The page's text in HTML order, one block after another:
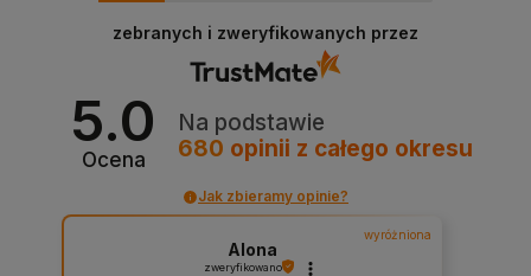
zebranych i zweryfikowanych przez
5.0
Ocena
Na podstawie
680 opinii z całego okresu
Jak zbieramy opinie?
wyróżniona
Alona
zweryfikowano